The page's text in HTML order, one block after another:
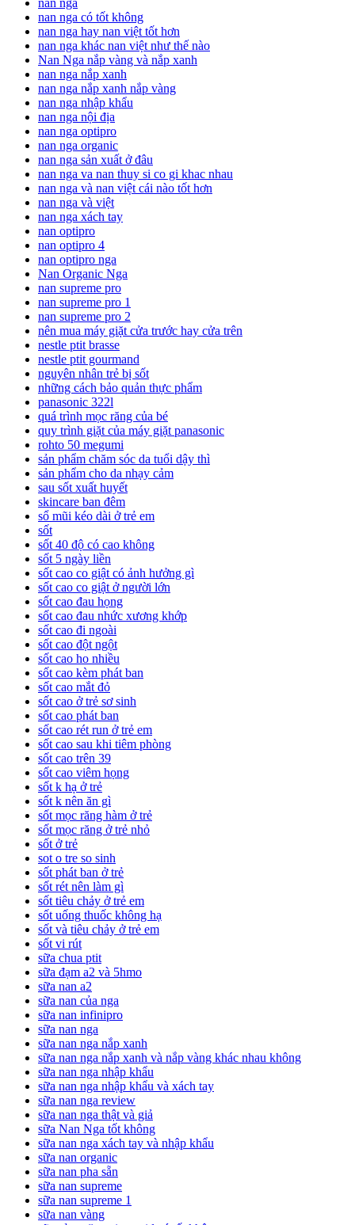
nan nga
nan nga có tốt không
nan nga hay nan việt tốt hơn
nan nga khác nan việt như thế nào
Nan Nga nắp vàng và nắp xanh
nan nga nắp xanh
nan nga nắp xanh nắp vàng
nan nga nhập khẩu
nan nga nội địa
nan nga optipro
nan nga organic
nan nga sản xuất ở đâu
nan nga va nan thuy si co gi khac nhau
nan nga và nan việt cái nào tốt hơn
nan nga và việt
nan nga xách tay
nan optipro
nan optipro 4
nan optipro nga
Nan Organic Nga
nan supreme pro
nan supreme pro 1
nan supreme pro 2
nên mua máy giặt cửa trước hay cửa trên
nestle ptit brasse
nestle ptit gourmand
nguyên nhân trẻ bị sốt
những cách bảo quản thực phẩm
panasonic 322l
quá trình mọc răng của bé
quy trình giặt của máy giặt panasonic
rohto 50 megumi
sản phẩm chăm sóc da tuổi dậy thì
sản phẩm cho da nhạy cảm
sau sốt xuất huyết
skincare ban đêm
sổ mũi kéo dài ở trẻ em
sốt
sốt 40 độ có cao không
sốt 5 ngày liền
sốt cao co giật có ảnh hưởng gì
sốt cao co giật ở người lớn
sốt cao đau họng
sốt cao đau nhức xương khớp
sốt cao đi ngoài
sốt cao đột ngột
sốt cao ho nhiều
sốt cao kèm phát ban
sốt cao mắt đỏ
sốt cao ở trẻ sơ sinh
sốt cao phát ban
sốt cao rét run ở trẻ em
sốt cao sau khi tiêm phòng
sốt cao trên 39
sốt cao viêm họng
sốt k hạ ở trẻ
sốt k nên ăn gì
sốt mọc răng hàm ở trẻ
sốt mọc răng ở trẻ nhỏ
sốt ở trẻ
sot o tre so sinh
sốt phát ban ở trẻ
sốt rét nên làm gì
sốt tiêu chảy ở trẻ em
sốt uống thuốc không hạ
sốt và tiêu chảy ở trẻ em
sốt vi rút
sữa chua ptit
sữa đạm a2 và 5hmo
sữa nan a2
sữa nan của nga
sữa nan infinipro
sữa nan nga
sữa nan nga nắp xanh
sữa nan nga nắp xanh và nắp vàng khác nhau không
sữa nan nga nhập khẩu
sữa nan nga nhập khẩu và xách tay
sữa nan nga review
sữa nan nga thật và giả
sữa Nan Nga tốt không
sữa nan nga xách tay và nhập khẩu
sữa nan organic
sữa nan pha sẵn
sữa nan supreme
sữa nan supreme 1
sữa nan vàng